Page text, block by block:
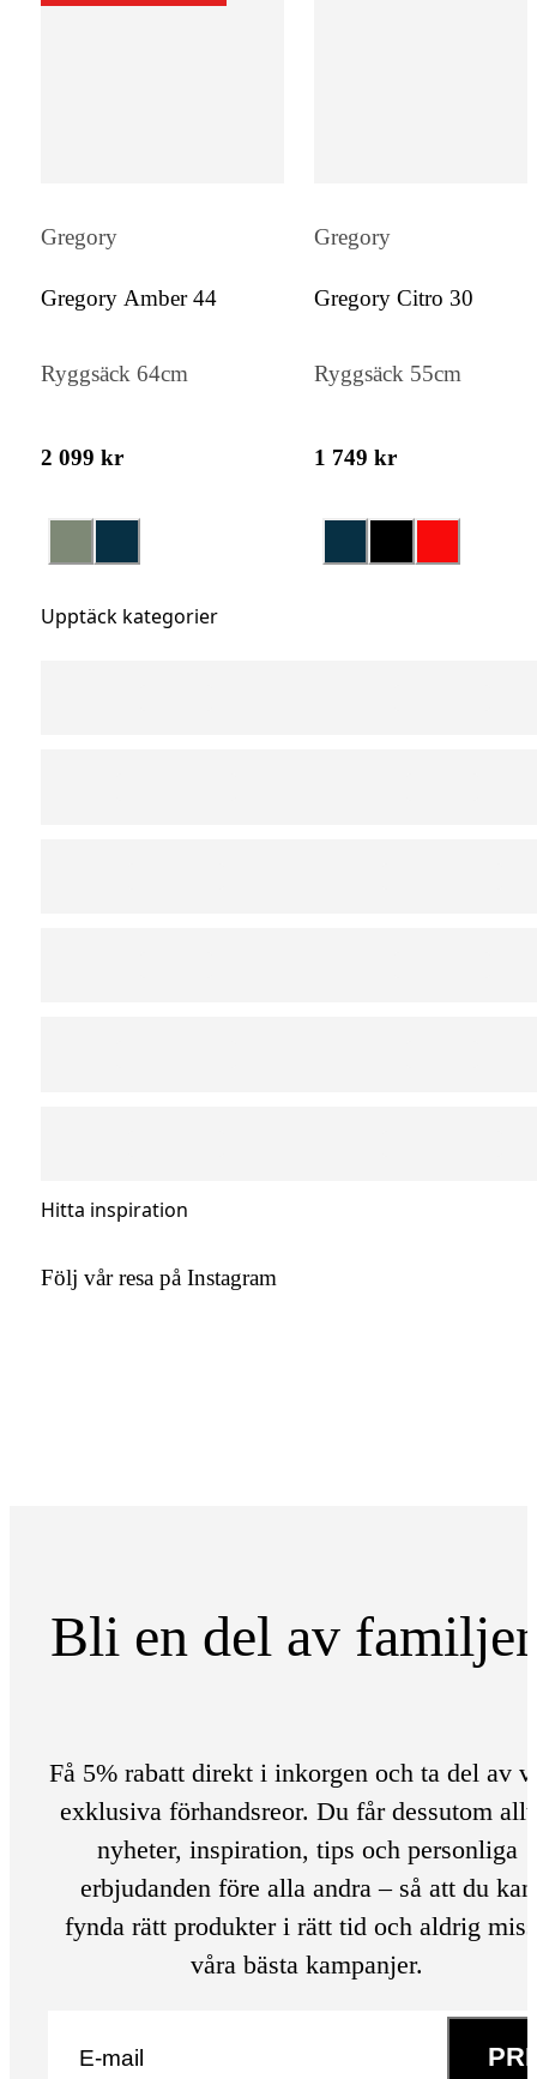
Gregory
Gregory Amber 44
Ryggsäck 64cm
2 099 kr
Gregory
Gregory Citro 30
Ryggsäck 55cm
1 749 kr
Upptäck kategorier
Hitta inspiration
Följ vår resa på Instagram
Bli en del av
Få 5% rabatt direkt i inkorgen och ta del av
exklusiva förhandsreor. Du får dessutom
nyheter, inspiration, tips och personliga
erbjudanden före alla andra – så att du kan
fynda rätt produkter i rätt tid och aldrig
våra bästa kampanjer.